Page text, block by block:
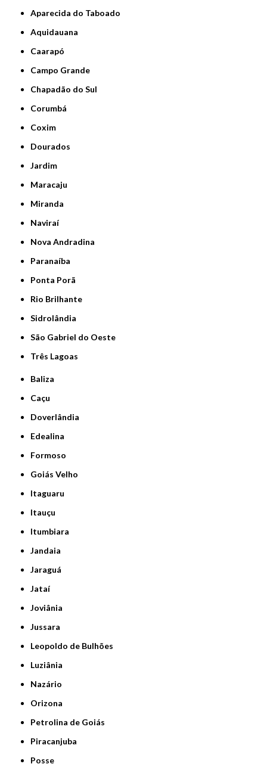
Aparecida do Taboado
Aquidauana
Caarapó
Campo Grande
Chapadão do Sul
Corumbá
Coxim
Dourados
Jardim
Maracaju
Miranda
Naviraí
Nova Andradina
Paranaíba
Ponta Porã
Rio Brilhante
Sidrolândia
São Gabriel do Oeste
Três Lagoas
Baliza
Caçu
Doverlândia
Edealina
Formoso
Goiás Velho
Itaguaru
Itauçu
Itumbiara
Jandaia
Jaraguá
Jataí
Joviânia
Jussara
Leopoldo de Bulhões
Luziânia
Nazário
Orizona
Petrolina de Goiás
Piracanjuba
Posse